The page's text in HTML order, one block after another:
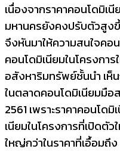
เนื่องจากราคาคอนโดมิเ
มหานครยังคงปรับตัวสูง
จึงหันมาให้ความสนใจคอ
คอนโดมิเนียมในโครงกา
อสังหาริมทรัพย์ชั้นนำ เห็
ในตลาดคอนโดมิเนียมมือ
2561 เพราะราคาคอนโด
เนียมในโครงการที่เปิดตั
ใหญ่กว่าในราคาที่เอื้อมถึง